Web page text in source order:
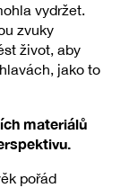
vydržet.
zvuky
život, aby
jako to
materiálů
pořád